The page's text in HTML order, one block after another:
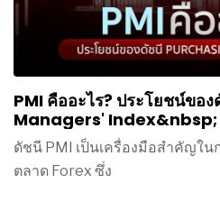
PMI คืออะไร? ประโยชน์ข
Managers' Index&nbsp;
ดัชนี PMI เป็นเครื่องมือสำคัญใน
ตลาด Forex ซึ่ง